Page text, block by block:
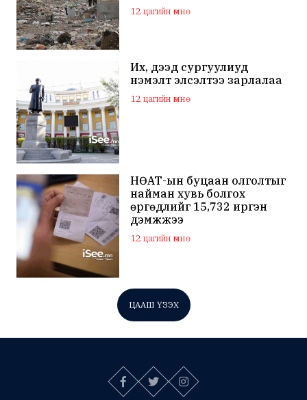
12 цагийн өмнө
Их, дээд сургуулиуд
нэмэлт элсэлтээ зарлалаа
12 цагийн өмнө
НӨАТ-ын буцаан олголтыг
найман хувь болгох
өргөдлийг 15,732 иргэн
дэмжжээ
12 цагийн өмнө
ЦААШ ҮЗЭХ